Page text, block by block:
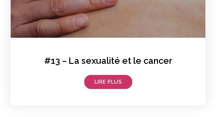
#13 – La sexualité et le cancer
LIRE PLUS